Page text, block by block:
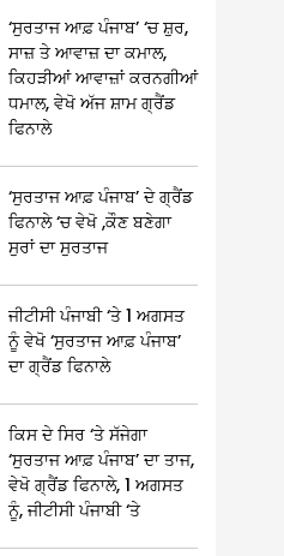
‘ਸੁਰਤਾਜ ਆਫ਼ ਪੰਜਾਬ’ ‘ਚ ਸ਼ੁਰ,
ਸਾਜ਼ ਤੇ ਆਵਾਜ਼ ਦਾ ਕਮਾਲ,
ਕਿਹੜੀਆਂ ਆਵਾਜ਼ਾਂ ਕਰਨਗੀਆਂ
ਧਮਾਲ, ਵੇਖੋ ਅੱਜ ਸ਼ਾਮ ਗ੍ਰੈਂਡ
ਫਿਨਾਲੇ
‘ਸੁਰਤਾਜ ਆਫ਼ ਪੰਜਾਬ’ ਦੇ ਗ੍ਰੈਂਡ
ਫਿਨਾਲੇ ‘ਚ ਵੇਖੋ ,ਕੌਣ ਬਣੇਗਾ
ਸੁਰਾਂ ਦਾ ਸੁਰਤਾਜ
ਜੀਟੀਸੀ ਪੰਜਾਬੀ ‘ਤੇ 1 ਅਗਸਤ
ਨੂੰ ਵੇਖੋ ‘ਸੁਰਤਾਜ ਆਫ਼ ਪੰਜਾਬ’
ਦਾ ਗ੍ਰੈਂਡ ਫਿਨਾਲੇ
ਕਿਸ ਦੇ ਸਿਰ ‘ਤੇ ਸੱਜੇਗਾ
‘ਸੁਰਤਾਜ ਆਫ਼ ਪੰਜਾਬ’ ਦਾ ਤਾਜ,
ਵੇਖੋ ਗ੍ਰੈਂਡ ਫਿਨਾਲੇ, 1 ਅਗਸਤ
ਨੂੰ, ਜੀਟੀਸੀ ਪੰਜਾਬੀ ‘ਤੇ